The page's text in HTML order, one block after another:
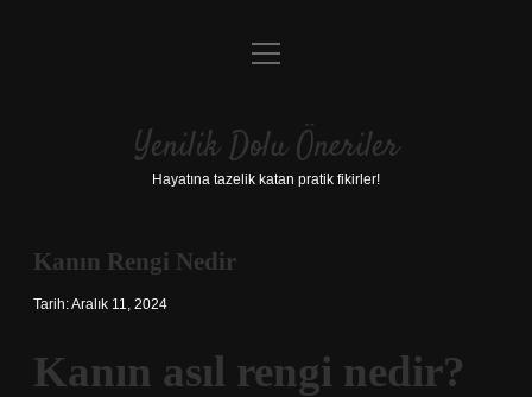
Anasayfa
Yasal Uyarı
menüyü
Yenilik Dolu Öneriler
Hayatına tazelik katan pratik fikirler!
Kanın Rengi Nedir
Tarih: Aralık 11, 2024
Kanın asıl rengi nedir?